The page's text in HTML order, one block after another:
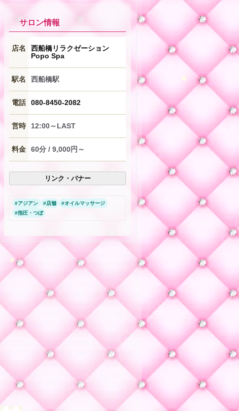
サロン情報
店名
西船橋リラクゼーション
Popo Spa
駅名 西船橋駅
電話 080-8450-2082
営時 12:00～LAST
料金 60分 / 9,000円～
リンク・バナー
#アジアン #店舗 #オイルマッサージ
#指圧・つぼ